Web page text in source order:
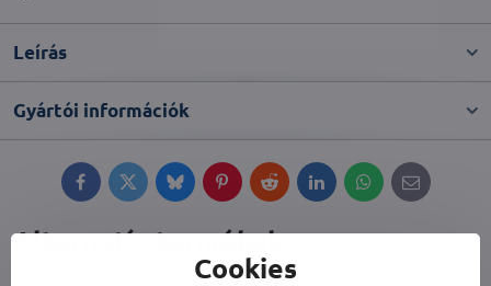
Leírás
Gyártói információk
FacebookTwitterBlueskyPinterestRedditLinkedInWhatsApp
E-
mail
Alternatív termékek
Cookies